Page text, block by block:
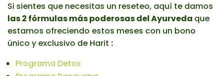
Si sientes que necesitas un reseteo, aquí te damos
las 2 fórmulas más poderosas delAyurveda que
estamos ofreciendo estos meses con un bono
único y exclusivo de Harit :
Programa Detox